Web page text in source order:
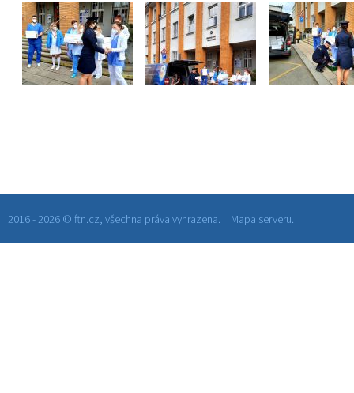
2016 - 2026 © ftn.cz, všechna práva vyhrazena. Mapa serveru.